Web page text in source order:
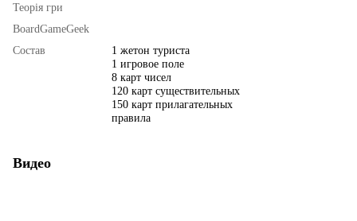
Теорія гри
BoardGameGeek
Состав
1 жетон туриста
1 игровое поле
8 карт чисел
120 карт существительных
150 карт прилагательных
правила
Видео